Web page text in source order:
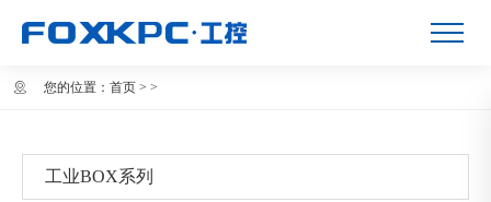
您的位置： 首页 > >
工业BOX系列